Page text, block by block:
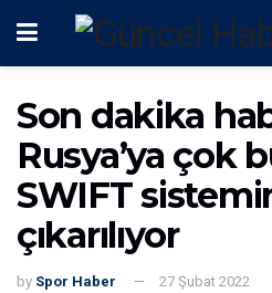
Son dakika
Rusya’ya çok
SWIFT
çıkarılıyor
by Spor Haber 27 Şubat 2022